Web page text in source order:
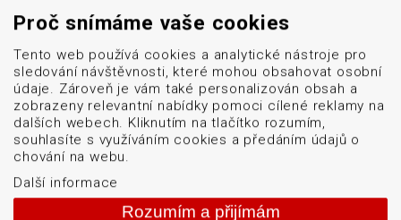
specializaci patří: termotiskárny, bezdrátové čtečky
čárových kódů, tiskárny samolepicích štítků a etiket.
DATASCAN, s.r.o.
Jihlavská 796/7a
Proč snímáme vaše cookies
Tento web používá cookies a analytické nástroje pro
sledování návštěvnosti, které mohou obsahovat osobní
údaje. Zároveň je vám také personalizován obsah a
zobrazeny relevantní nabídky pomoci cílené reklamy na
dalších webech. Kliknutím na tlačítko rozumím,
souhlasíte s využíváním cookies a předáním údajů o
chování na webu.
Další informace
Rozumím a přijímám